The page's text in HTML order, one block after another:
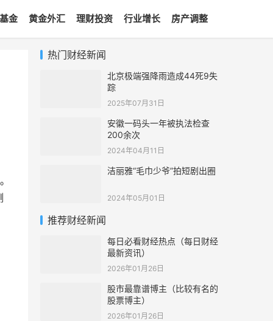
金 黄金外汇 理财投资 行业增长 房产调整
热门财经新闻
北京极端强降雨造成44死9失
踪
2025年07月31日
安徽一码头一年被执法检查
200余次
2024年04月11日
洁丽雅“毛巾少爷”拍短剧出圈
2024年05月01日
推荐财经新闻
每日必看财经热点（每日财经
最新资讯）
2026年01月26日
股市最靠谱博主（比较有名的
股票博主）
2026年01月26日